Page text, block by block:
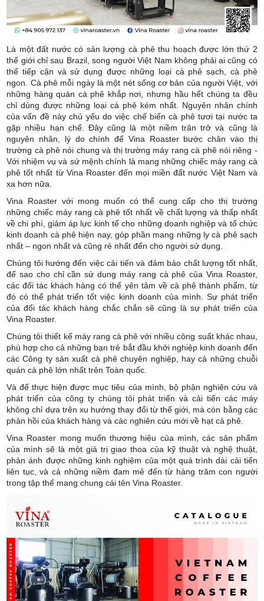
Là một đất nước có sản lượng cà phê thu hoạch được lớn thứ 2
thế giới chỉ sau Brazil, song người Việt Nam không phải ai cũng có
thể tiếp cận và sử dụng được những loại cà phê sạch, cà phê
ngon. Cà phê mỗi ngày là một nét sống cơ bản của người Việt, với
những hàng quán cà phê khắp nơi, nhưng hầu hết chúng ta đều
chỉ dùng được những loại cà phê kém nhất. Nguyên nhân chính
của vấn đề này chủ yếu do việc chế biến cà phê tươi tại nước ta
gặp nhiều hạn chế. Đây cũng là một niềm trăn trở và cũng là
nguyên nhân, lý do chính để Vina Roaster bước chân vào thị
trường cà phê nói chung và thị trường máy rang cà phê nói riêng -
Với nhiệm vụ và sứ mệnh chính là mang những chiếc máy rang cà
phê tốt nhất từ Vina Roaster đến mọi miền đất nước Việt Nam và
xa hơn nữa.
Vina Roaster với mong muốn có thể cung cấp cho thị trường
những chiếc máy rang cà phê tốt nhất về chất lượng và thấp nhất
về chi phí, giảm áp lực kinh tế cho những doanh nghiệp và tổ chức
kinh doanh cà phê hiện nay, góp phần mang những ly cà phê sạch
nhất – ngon nhất và cũng rẻ nhất đến cho người sử dụng.
Chúng tôi hướng đến việc cải tiến và đảm bảo chất lượng tốt nhất,
để sao cho chỉ cần sử dụng máy rang cà phê của Vina Roaster,
các đối tác khách hàng có thể yên tâm về cà phê thành phẩm, từ
đó có thể phát triển tốt việc kinh doanh của mình. Sự phát triển
của đối tác khách hàng chắc chắn sẽ cũng là sự phát triển của
Vina Roaster.
Chúng tôi thiết kế máy rang cà phê với nhiều công suất khác nhau,
phù hợp cho cả những bạn trẻ bắt đầu khởi nghiệp kinh doanh đến
các Công ty sản xuất cà phê chuyên nghiệp, hay cả những chuỗi
quán cà phê lớn nhất trên Toàn quốc.
Và để thực hiện được mục tiêu của mình, bộ phận nghiên cứu và
phát triển của công ty chúng tôi phát triển và cải tiến các máy
không chỉ dựa trên xu hướng thay đổi từ thế giới, mà còn bằng các
phản hồi của khách hàng và các nghiên cứu mới về hạt cà phê.
Vina Roaster mong muốn thương hiệu của mình, các sản phẩm
của mình sẽ là một giá trị giao thoa của kỹ thuật và nghệ thuật,
phản ánh được những kinh nghiệm của một quá trình dài cải tiến
liên tục, và cả những niềm đam mê đến từ hàng trăm con người
trong tập thể mang chung cái tên Vina Roaster.